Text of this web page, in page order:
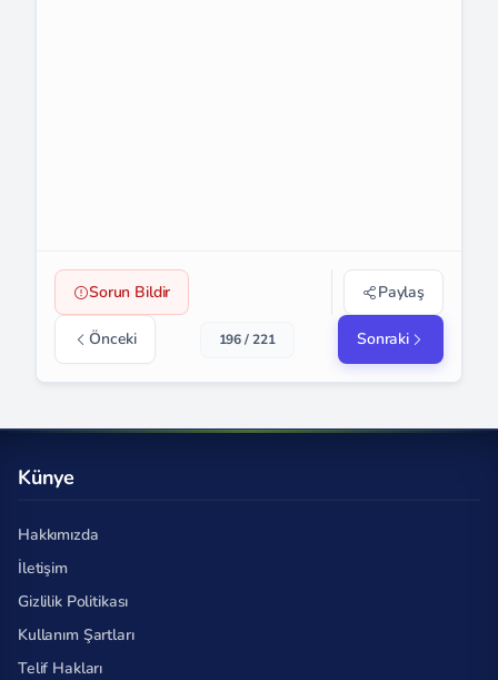
Sorun Bildir Paylaş
Önceki 196 / 221 Sonraki
Künye
Hakkımızda
İletişim
Gizlilik Politikası
Kullanım Şartları
Telif Hakları